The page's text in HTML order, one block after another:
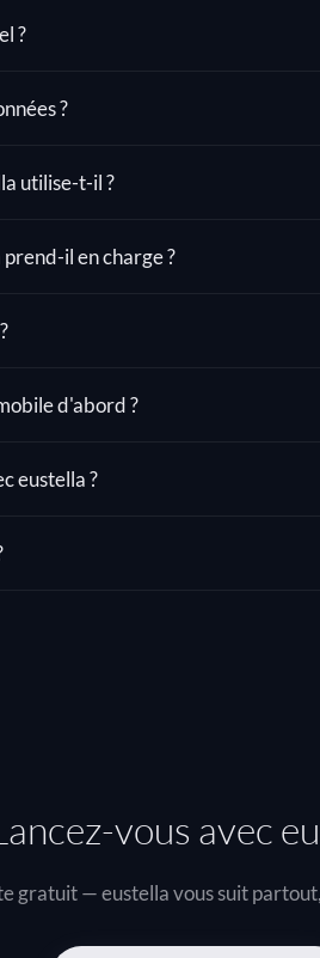
?
?
utilise-t-il ?
il en charge ?
d'abord ?
eustella ?
vous avec
gratuit — eustella vous suit